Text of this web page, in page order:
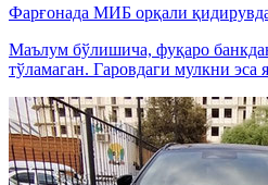
Фарғонада МИБ орқали
Маълум бўлишича, фуқаро
тўламаган. Гаровдаги мулкни